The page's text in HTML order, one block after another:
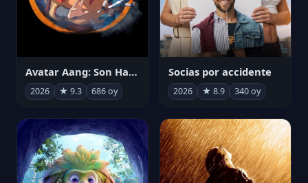
Avatar Aang: Son Havabükücü
2026 ★ 9.3 686 oy
Socias por accidente
2026 ★ 8.9 340 oy